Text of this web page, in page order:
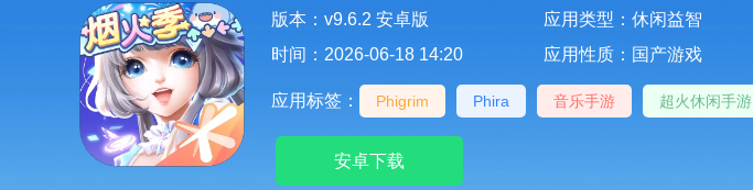
版本：v9.6.2 安卓版 应用类型：休闲益智
时间：2026-06-18 14:20
应用性质：国产游戏
应用标签： Phigrim Phira 音乐手游 超火休闲手游
安卓下载